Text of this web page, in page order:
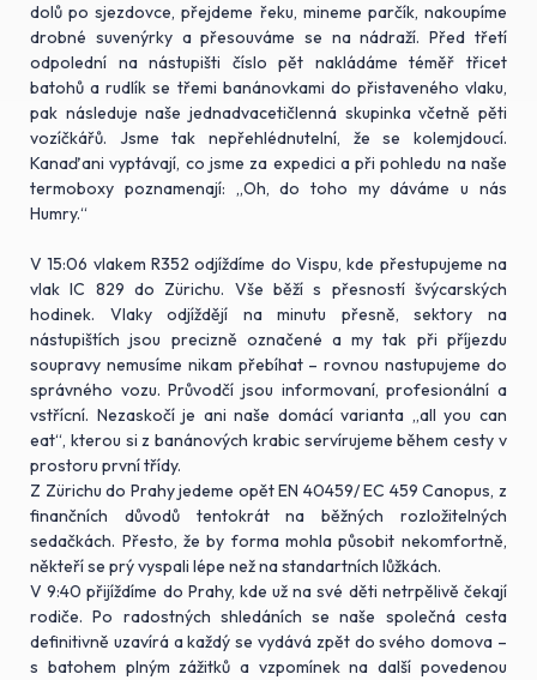
dolů po sjezdovce, přejdeme řeku, mineme parčík, nakoupíme
drobné suvenýrky a přesouváme se na nádraží. Před třetí
odpolední na nástupišti číslo pět nakládáme téměř třicet
batohů a rudlík se třemi banánovkami do přistaveného vlaku,
pak následuje naše jednadvacetičlenná skupinka včetně pěti
vozíčkářů. Jsme tak nepřehlédnutelní, že se kolemjdoucí.
Kanaďani vyptávají, co jsme za expedici a při pohledu na naše
termoboxy poznamenají: „Oh, do toho my dáváme u nás
Humry.“
V 15:06 vlakem R352 odjíždíme do Vispu, kde přestupujeme na
vlak IC 829 do Zürichu. Vše běží s přesností švýcarských
hodinek. Vlaky odjíždějí na minutu přesně, sektory na
nástupištích jsou precizně označené a my tak při příjezdu
soupravy nemusíme nikam přebíhat – rovnou nastupujeme do
správného vozu. Průvodčí jsou informovaní, profesionální a
vstřícní. Nezaskočí je ani naše domácí varianta „all you can
eat“, kterou si z banánových krabic servírujeme během cesty v
prostoru první třídy.
Z Zürichu do Prahy jedeme opět EN 40459/ EC 459 Canopus, z
finančních důvodů tentokrát na běžných rozložitelných
sedačkách. Přesto, že by forma mohla působit nekomfortně,
někteří se prý vyspali lépe než na standartních lůžkách.
V 9:40 přijíždíme do Prahy, kde už na své děti netrpělivě čekají
rodiče. Po radostných shledáních se naše společná cesta
definitivně uzavírá a každý se vydává zpět do svého domova –
s batohem plným zážitků a vzpomínek na další povedenou